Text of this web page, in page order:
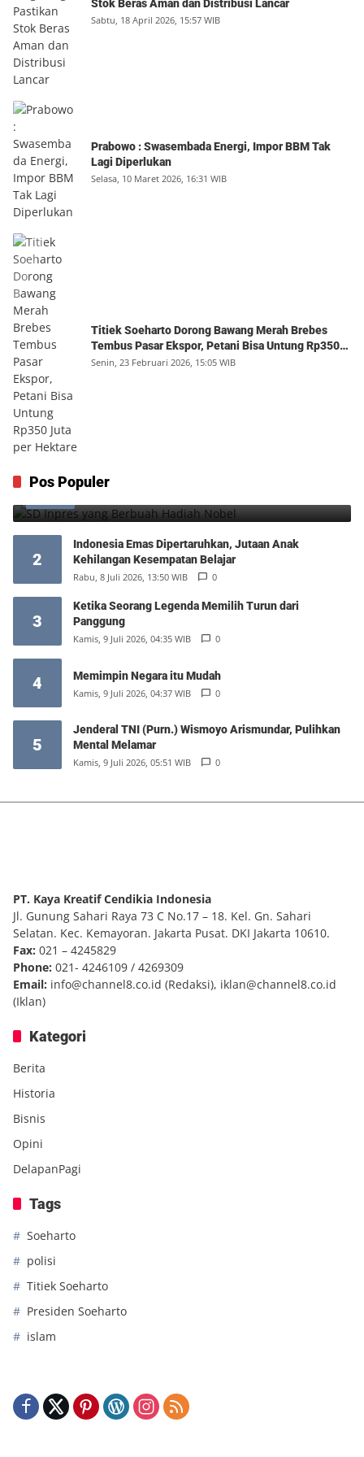
Stok Beras Aman dan Distribusi Lancar
Sabtu, 18 April 2026, 15:57 WIB
Prabowo : Swasembada Energi, Impor BBM Tak
Lagi Diperlukan
Selasa, 10 Maret 2026, 16:31 WIB
Titiek Soeharto Dorong Bawang Merah Brebes
Tembus Pasar Ekspor, Petani Bisa Untung Rp350
Juta per Hektare
Senin, 23 Februari 2026, 15:05 WIB
Pos Populer
1 SD Inpres yang Berbuah Hadiah Nobel
2
Indonesia Emas Dipertaruhkan, Jutaan Anak
Kehilangan Kesempatan Belajar
Rabu, 8 Juli 2026, 13:50 WIB 0
3
Ketika Seorang Legenda Memilih Turun dari
Panggung
Kamis, 9 Juli 2026, 04:35 WIB 0
4 Memimpin Negara itu Mudah
Kamis, 9 Juli 2026, 04:37 WIB 0
5
Jenderal TNI (Purn.) Wismoyo Arismundar, Pulihkan
Mental Melamar
Kamis, 9 Juli 2026, 05:51 WIB 0
PT. Kaya Kreatif Cendikia Indonesia
Jl. Gunung Sahari Raya 73 C No.17 – 18. Kel. Gn. Sahari
Selatan. Kec. Kemayoran. Jakarta Pusat. DKI Jakarta 10610.
Fax: 021 – 4245829
Phone: 021- 4246109 / 4269309
Email: info@channel8.co.id (Redaksi), iklan@channel8.co.id
(Iklan)
Kategori
Berita
Historia
Bisnis
Opini
DelapanPagi
Tags
Soeharto
polisi
Titiek Soeharto
Presiden Soeharto
islam